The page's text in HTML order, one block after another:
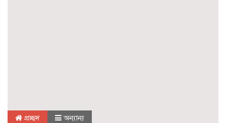
প্রচ্ছদ অন্যান্য